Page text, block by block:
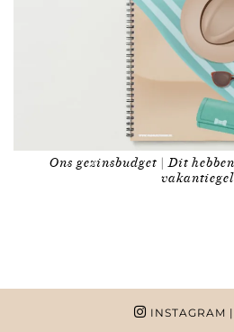
Ons gezinsbudget | Dit
INSTAGRAM